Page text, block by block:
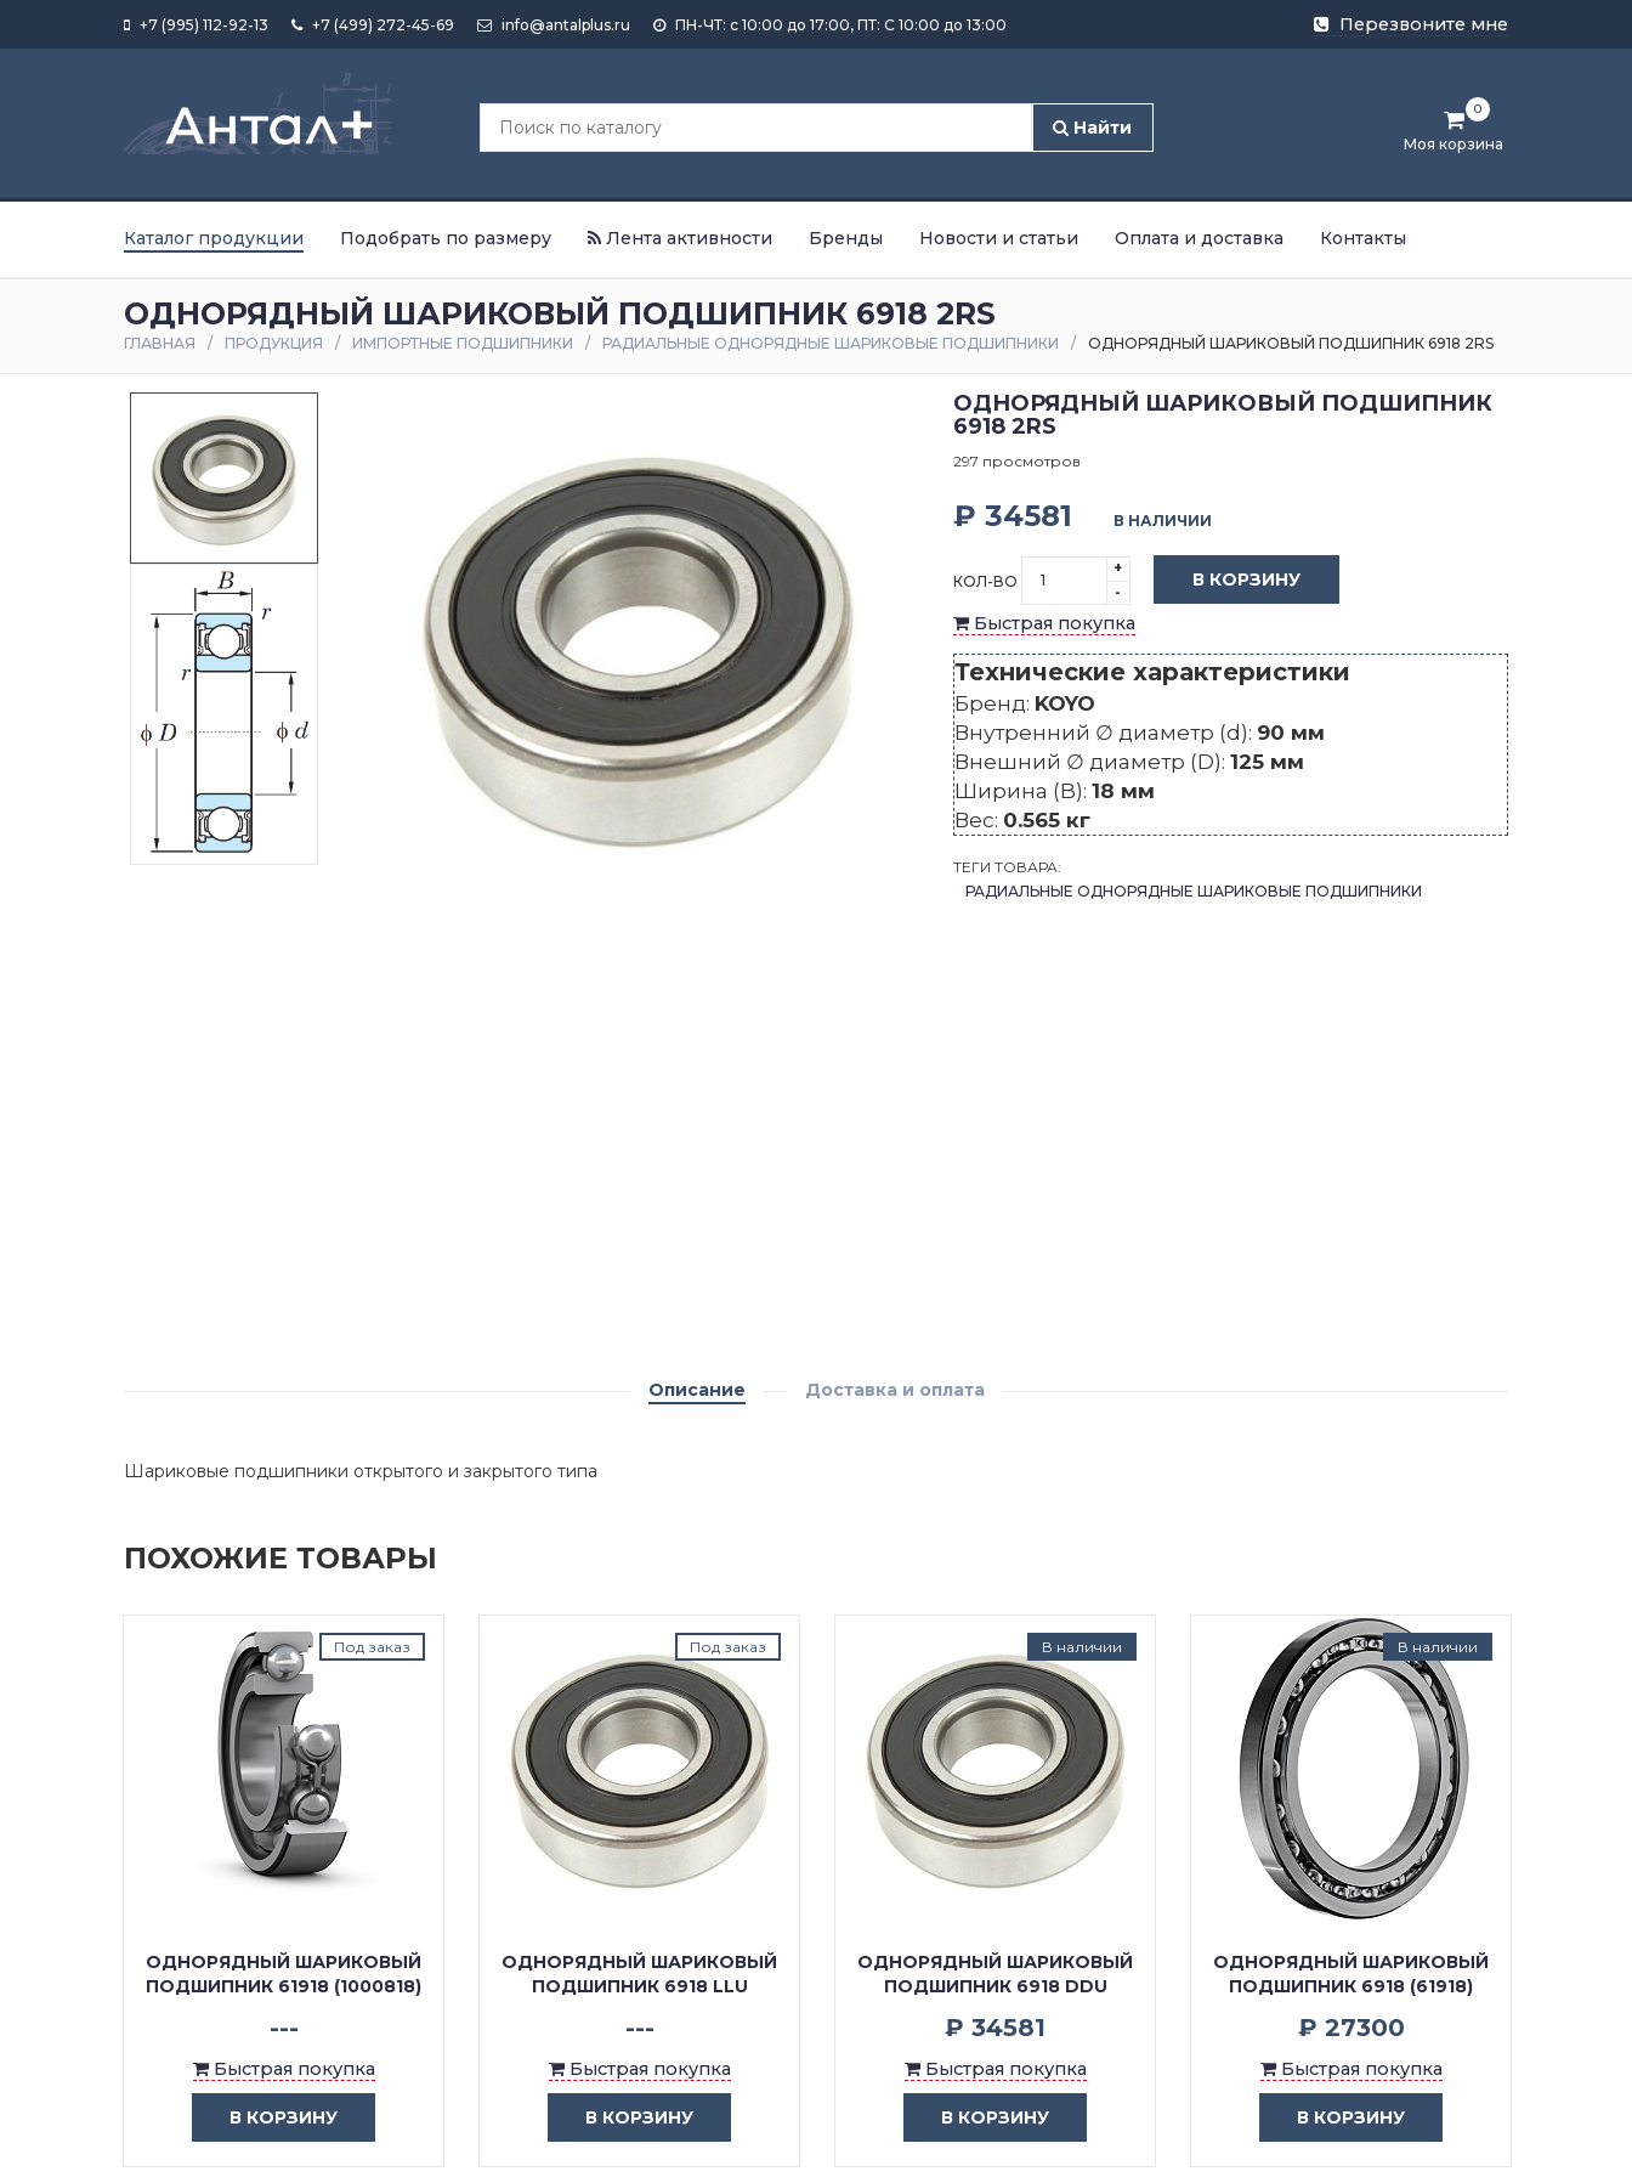
+7 (995) 112-92-13 +7 (499) 272-45-69 info@antalplus.ru ПН-ЧТ: с 10:00 до 17:00, ПТ: С 10:00 до 13:00 Перезвоните мне
Найти
Моя корзина
0
Каталог продукции Подобрать по размеру Лента активности Бренды Новости и статьи Оплата и доставка Контакты
ОДНОРЯДНЫЙ ШАРИКОВЫЙ ПОДШИПНИК 6918 2RS
ГЛАВНАЯ ПРОДУКЦИЯ ИМПОРТНЫЕ ПОДШИПНИКИ РАДИАЛЬНЫЕ ОДНОРЯДНЫЕ ШАРИКОВЫЕ ПОДШИПНИКИ ОДНОРЯДНЫЙ ШАРИКОВЫЙ ПОДШИПНИК 6918 2RS
ОДНОРЯДНЫЙ ШАРИКОВЫЙ ПОДШИПНИК
6918 2RS
297 просмотров
₽ 34581 В НАЛИЧИИ
КОЛ-ВО
+
-
В КОРЗИНУ
Быстрая покупка
Технические характеристики
Бренд: KOYO
Внутренний ∅ диаметр (d): 90 мм
Внешний ∅ диаметр (D): 125 мм
Ширина (B): 18 мм
Вес: 0.565 кг
ТЕГИ ТОВАРА:
РАДИАЛЬНЫЕ ОДНОРЯДНЫЕ ШАРИКОВЫЕ ПОДШИПНИКИ
Описание Доставка и оплата
Шариковые подшипники открытого и закрытого типа
ПОХОЖИЕ ТОВАРЫ
Под заказ
ОДНОРЯДНЫЙ ШАРИКОВЫЙ
ПОДШИПНИК 61918 (1000818)
---
Быстрая покупка
В КОРЗИНУ
Под заказ
ОДНОРЯДНЫЙ ШАРИКОВЫЙ
ПОДШИПНИК 6918 LLU
---
Быстрая покупка
В КОРЗИНУ
В наличии
ОДНОРЯДНЫЙ ШАРИКОВЫЙ
ПОДШИПНИК 6918 DDU
₽ 34581
Быстрая покупка
В КОРЗИНУ
В наличии
ОДНОРЯДНЫЙ ШАРИКОВЫЙ
ПОДШИПНИК 6918 (61918)
₽ 27300
Быстрая покупка
В КОРЗИНУ